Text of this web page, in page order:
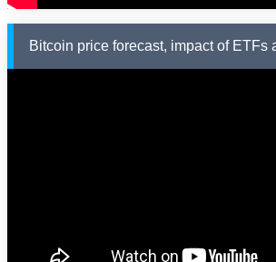
Bitcoin price forecast, impact of ETFs